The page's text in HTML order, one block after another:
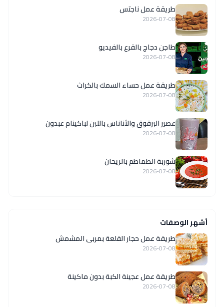
طريقة عمل ناجتس
2026-07-08
طاجن دجاج بالقرع بالفيديو
2026-07-08
طريقة عمل حساء السمك بالكراث
2026-07-08
عصير البرقوق والأناناس باللبن لباكينام عبدون
2026-07-08
شوربة الطماطم بالريحان
2026-07-08
أشهر الوصفات
طريقة عمل حجار القلعة بمربى المشمش
2026-07-08
طريقة عمل عجينة الكبة بدون ماكينة
2026-07-08